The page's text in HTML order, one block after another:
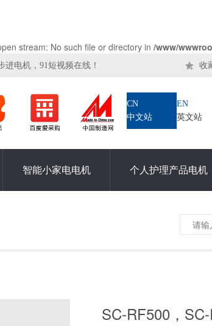
stream: No such file or directory in /www/
收
电机，91短视频在线！
CN
中文站
EN
英文站
智能小家电电机 个人护理产品电机
SC-RF500，